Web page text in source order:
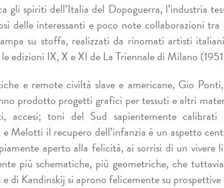
gli spiriti dell’Italia del Dopoguerra, l’industria
delle interessanti e poco note collaborazioni tra
su stoffa, realizzati da rinomati artisti
edizioni IX, X e XI de La Triennale di Milano
e remote civiltà slave e americane, Gio
prodotto progetti grafici per tessuti e altri
toni del Sud sapientemente calibrati
Melotti il recupero dell’infanzia è un aspetto
aperto alla felicità, ai sorrisi di un vivere
più schematiche, più geometriche, che
di Kandinskij si aprono felicemente su